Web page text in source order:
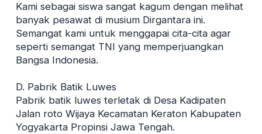
Kami sebagai siswa sangat kagum dengan melihat
banyak pesawat di musium Dirgantara ini.
Semangat kami untuk menggapai cita-cita agar
seperti semangat TNI yang memperjuangkan
Bangsa Indonesia.
D. Pabrik Batik Luwes
Pabrik batik luwes terletak di Desa Kadipaten
Jalan roto Wijaya Kecamatan Keraton Kabupaten
Yogyakarta Propinsi Jawa Tengah.